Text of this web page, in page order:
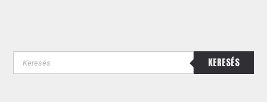
KERESÉS